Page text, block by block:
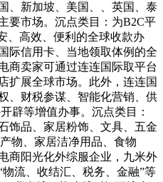
、新加坡、美国、、英国、泰
要市场。沉点类目：为B2C平
、高效、便利的全球收款办
际信用卡、当地领取体例的全
商卖家可通过连连国际取平台
扩展全球市场。此外，连连国
、财税参谋、智能化营销、供
辟等增值办事。沉点类目：
饰品、家居粉饰、文具、五金
物、家居洁净用品、食物
商阳光化外综服企业，九米外
流、收结汇、税务、金融”等